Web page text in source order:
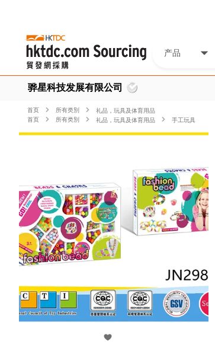
产品
骅星科技发展有限公司
首页 所有类別
礼品，玩具及体育用品
首页
所有类別 礼品，玩具及体育用品 手工玩具